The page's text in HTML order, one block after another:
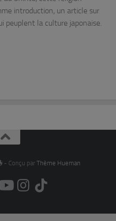
introduction, un article sur
peuplent la culture japonaise.
- Conçu par Thème Hueman